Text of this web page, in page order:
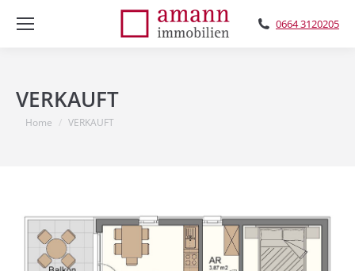
0664 3120205
VERKAUFT
You are here:
Home VERKAUFT